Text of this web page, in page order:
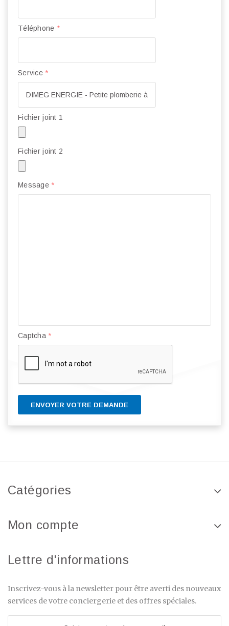
Téléphone *
Service *
Fichier joint 1
Fichier joint 2
Message *
Captcha *
ENVOYER VOTRE DEMANDE
Catégories
Mon compte
Lettre d'informations
Inscrivez-vous à la newsletter pour être averti des nouveaux
services de votre conciergerie et des offres spéciales.